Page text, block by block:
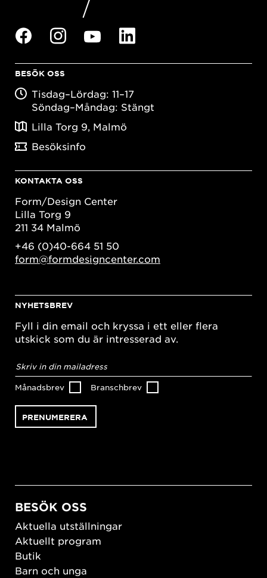
BESÖK OSS
Tisdag–Lördag: 11–17
Söndag–Måndag: Stängt
Lilla Torg 9, Malmö
Besöksinfo
KONTAKTA OSS
Form/Design Center
Lilla Torg 9
211 34 Malmö
+46 (0)40-664 51 50
form@formdesigncenter.com
NYHETSBREV
Fyll i din email och kryssa i ett eller flera
utskick som du är intresserad av.
postadress*
Månadsbrev Branschbrev
BESÖK OSS
Aktuella utställningar
Aktuellt program
Butik
Barn och unga